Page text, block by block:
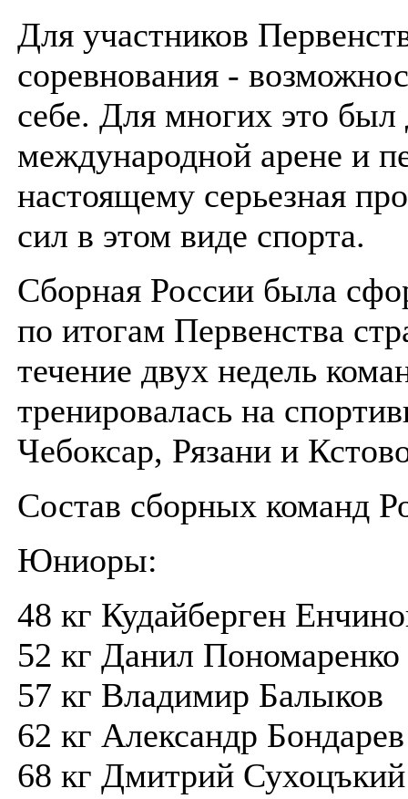
Для участников
соревнования -
себе. Для многих это
международной арене и
настоящему серьезная
сил в этом виде спорта.
Сборная России была
по итогам Первенства
течение двух недель
тренировалась на
Чебоксар, Рязани и
Состав сборных команд
Юниоры:
48 кг Кудайберген
52 кг Данил Пономаренко
57 кг Владимир Балыков
62 кг Александр Бондарев
68 кг Дмитрий Сухоцъкий